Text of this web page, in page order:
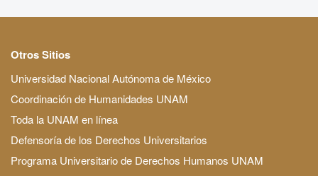
Otros Sitios
Universidad Nacional Autónoma de México
Coordinación de Humanidades UNAM
Toda la UNAM en línea
Defensoría de los Derechos Universitarios
Programa Universitario de Derechos Humanos UNAM